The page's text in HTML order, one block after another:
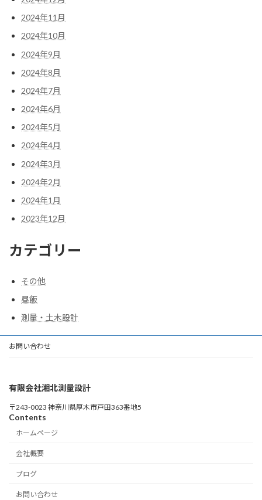
2024年11月
2024年10月
2024年9月
2024年8月
2024年7月
2024年6月
2024年5月
2024年4月
2024年3月
2024年2月
2024年1月
2023年12月
カテゴリー
その他
昼飯
測量・土木設計
お問い合わせ
有限会社湘北測量設計
〒243-0023 神奈川県厚木市戸田363番地5
Contents
ホームページ
会社概要
ブログ
お問い合わせ